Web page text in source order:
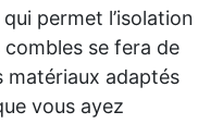
qui permet l’isolation
combles se fera de
matériaux adaptés
vous ayez